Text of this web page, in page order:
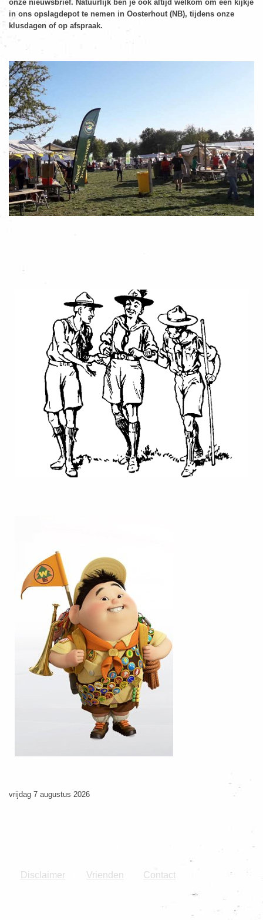
onze nieuwsbrief. Natuurlijk ben je ook altijd welkom om een kijkje
in ons opslagdepot te nemen in Oosterhout (NB), tijdens onze
klusdagen of op afspraak.
vrijdag 7 augustus 2026
Disclaimer Vrienden Contact